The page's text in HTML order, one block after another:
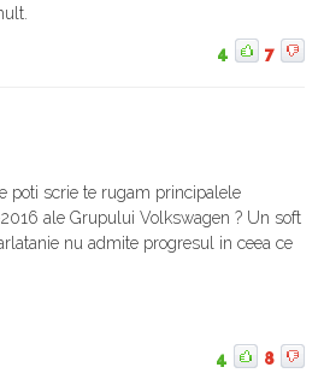
4 7
poti scrie te rugam principalele
ale Grupului Volkswagen ? Un soft
nu admite progresul in ceea ce
4 8